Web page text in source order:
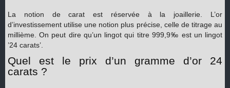
La notion de carat est réservée à la joaillerie. L’or
d’investissement utilise une notion plus précise, celle de titrage au
millième. On peut dire qu’un lingot qui titre 999,9‰ est un lingot
’24 carats’.
Quel est le prix d’un gramme d’or 24
carats ?